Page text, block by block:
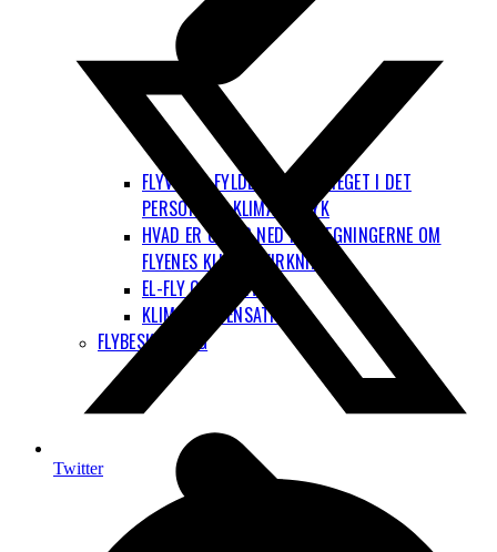
FLYVNING FYLDER RIGTIG MEGET I DET
PERSONLIGE KLIMAAFTRYK
HVAD ER OP OG NED I BEREGNINGERNE OM
FLYENES KLIMAPÅVIRKNING?
EL-FLY OG BRINT-FLY
KLIMAKOMPENSATION
FLYBESKATNING
Twitter